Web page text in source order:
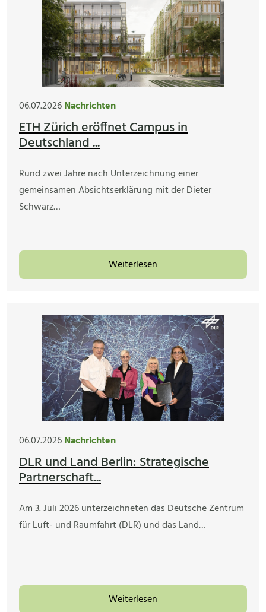
06.07.2026Nachrichten
ETH Zürich eröffnet Campus in
Deutschland ...
Rund zwei Jahre nach Unterzeichnung einer
gemeinsamen Absichtserklärung mit der Dieter
Schwarz…
Weiterlesen
06.07.2026Nachrichten
DLR und Land Berlin: Strategische
Partnerschaft...
Am 3. Juli 2026 unterzeichneten das Deutsche Zentrum
für Luft- und Raumfahrt (DLR) und das Land…
Weiterlesen